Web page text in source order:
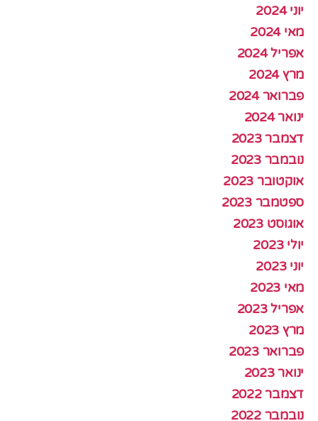
יוני 2024
מאי 2024
אפריל 2024
מרץ 2024
פברואר 2024
ינואר 2024
דצמבר 2023
נובמבר 2023
אוקטובר 2023
ספטמבר 2023
אוגוסט 2023
יולי 2023
יוני 2023
מאי 2023
אפריל 2023
מרץ 2023
פברואר 2023
ינואר 2023
דצמבר 2022
נובמבר 2022